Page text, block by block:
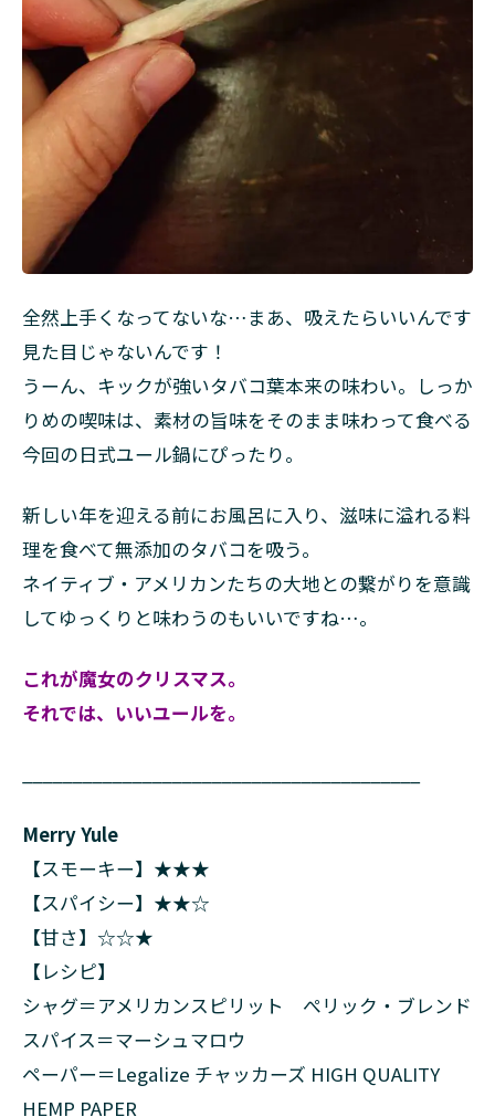
全然上手くなってないな…まあ、吸えたらいいんです
見た目じゃないんです！
うーん、キックが強いタバコ葉本来の味わい。しっか
りめの喫味は、素材の旨味をそのまま味わって食べる
今回の日式ユール鍋にぴったり。
新しい年を迎える前にお風呂に入り、滋味に溢れる料
理を食べて無添加のタバコを吸う。
ネイティブ・アメリカンたちの大地との繋がりを意識
してゆっくりと味わうのもいいですね…。
これが魔女のクリスマス。
それでは、いいユールを。
Merry Yule
【スモーキー】★★★
【スパイシー】★★☆
【甘さ】☆☆★
【レシピ】
シャグ＝アメリカンスピリット ぺリック・ブレンド
スパイス＝マーシュマロウ
ペーパー＝Legalize チャッカーズ HIGH QUALITY
HEMP PAPER